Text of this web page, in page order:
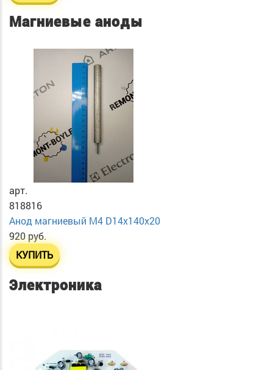
Магниевые аноды
арт.
818816
Анод магниевый М4 D14х140х20
920 руб.
КУПИТЬ
Электроника